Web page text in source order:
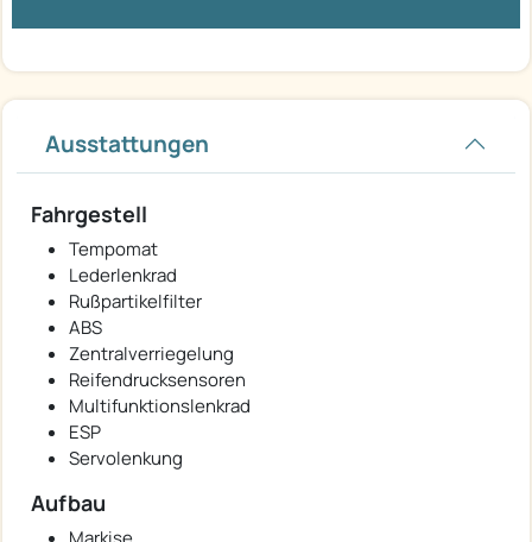
Ausstattungen
Fahrgestell
Tempomat
Lederlenkrad
Rußpartikelfilter
ABS
Zentralverriegelung
Reifendrucksensoren
Multifunktionslenkrad
ESP
Servolenkung
Aufbau